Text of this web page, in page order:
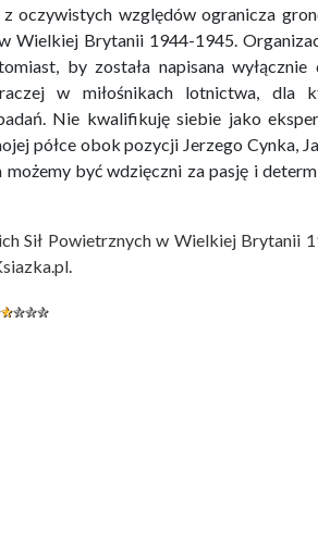
oczywistych względów ogranicza
Wielkiej Brytanii 1944-1945.
by została napisana
w miłośnikach lotnictwa, dla
Nie kwalifikuję siebie jako
półce obok pozycji Jerzego Cynka,
być wdzięczni za pasję i
Sił Powietrznych w Wielkiej Brytanii
.